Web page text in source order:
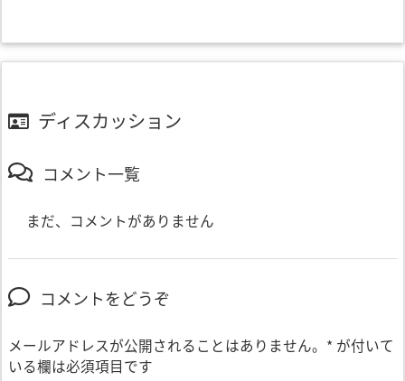
ディスカッション
コメント一覧
まだ、コメントがありません
コメントをどうぞ
メールアドレスが公開されることはありません。 * が付いて
いる欄は必須項目です